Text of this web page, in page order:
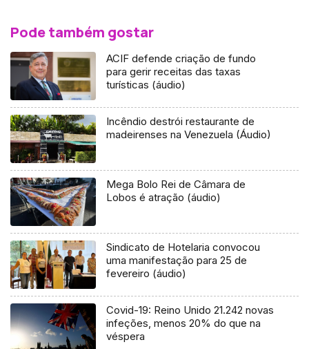
Pode também gostar
ACIF defende criação de fundo
para gerir receitas das taxas
turísticas (áudio)
Incêndio destrói restaurante de
madeirenses na Venezuela (Áudio)
Mega Bolo Rei de Câmara de
Lobos é atração (áudio)
Sindicato de Hotelaria convocou
uma manifestação para 25 de
fevereiro (áudio)
Covid-19: Reino Unido 21.242 novas
infeções, menos 20% do que na
véspera